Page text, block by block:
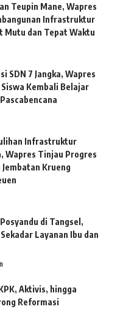
Teupin Mane, Wapres
Infrastruktur
Mutu dan Tepat Waktu
SDN 7 Jangka, Wapres
Kembali Belajar
Infrastruktur
Wapres Tinjau Progres
Krueng
di Tangsel,
Layanan Ibu dan
Aktivis, hingga
Reformasi